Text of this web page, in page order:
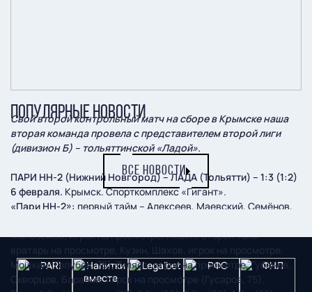
Свой второй контрольный матч на сборе в Крымске наша
вторая команда провела с представителем второй лиги
(дивизион Б) – тольяттинской «Ладой».
ПАРИ НН-2 (Нижний Новгород) – ЛАДА (Тольятти) – 1:3 (1:2)
6 февраля. Крымск. Спорткомплекс «Гигант».
«Пари НН-2»: первый тайм – Алексеев, Маевский, Семёнов,
Малоземов, игрок на просмотре, Якшин; второй тайм –
вратарь на просмотре, Кузин, Шахов, игрок на просмотре,
Мошкин (Голубев, 75), Гуляев, игрок на просмотре, Губанов,
Скворцов, Баранов, игрок на просмотре (Гусаров, 75).
ПОПУЛЯРНЫЕ НОВОСТИ
ВСЕ НОВОСТИ